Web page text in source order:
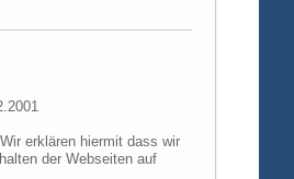
erklären hiermit dass wir
der Webseiten auf